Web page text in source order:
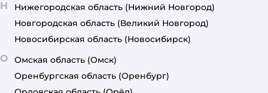
Н Нижегородская область (Нижний Новгород)
Новгородская область (Великий Новгород)
Новосибирская область (Новосибирск)
О Омская область (Омск)
Оренбургская область (Оренбург)